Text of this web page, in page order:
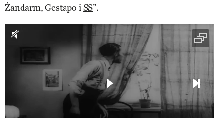
Żandarm, Gestapo iSS”.